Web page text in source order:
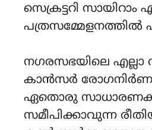
സെക്രട്ടറി സായിറാം
നഗരസഭയിലെ
കാൻസർ
ഏതൊരു
സമീപിക്കാവുന്ന